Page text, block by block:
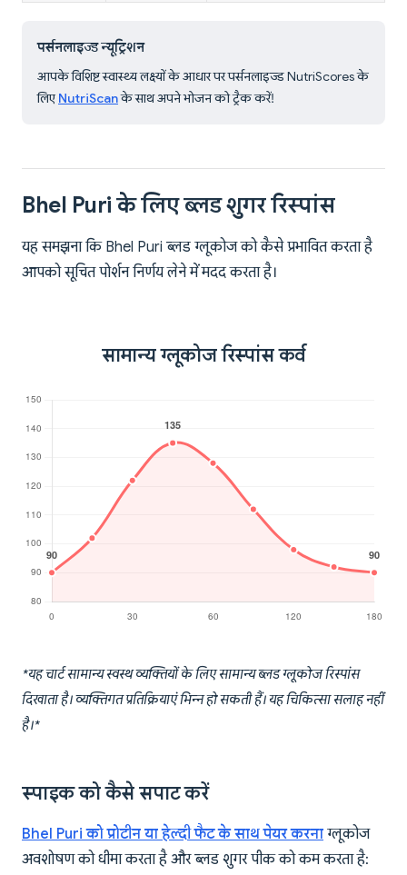
पर्सनलाइज्ड न्यूट्रिशन
आपके विशिष्ट स्वास्थ्य लक्ष्यों के आधार पर पर्सनलाइज्ड NutriScores के
लिए NutriScanके साथ अपने भोजन को ट्रैक करें!
Bhel Puri के लिए ब्लड शुगर रिस्पांस
यह समझना कि Bhel Puri ब्लड ग्लूकोज को कैसे प्रभावित करता है
आपको सूचित पोर्शन निर्णय लेने में मदद करता है।
सामान्य ग्लूकोज रिस्पांस कर्व
*यह चार्ट सामान्य स्वस्थ व्यक्तियों के लिए सामान्य ब्लड ग्लूकोज रिस्पांस
दिखाता है। व्यक्तिगत प्रतिक्रियाएं भिन्न हो सकती हैं। यह चिकित्सा सलाह नहीं
है।*
स्पाइक को कैसे सपाट करें
Bhel Puri को प्रोटीन या हेल्दी फैट के साथ पेयर करना ग्लूकोज
अवशोषण को धीमा करता है और ब्लड शुगर पीक को कम करता है: